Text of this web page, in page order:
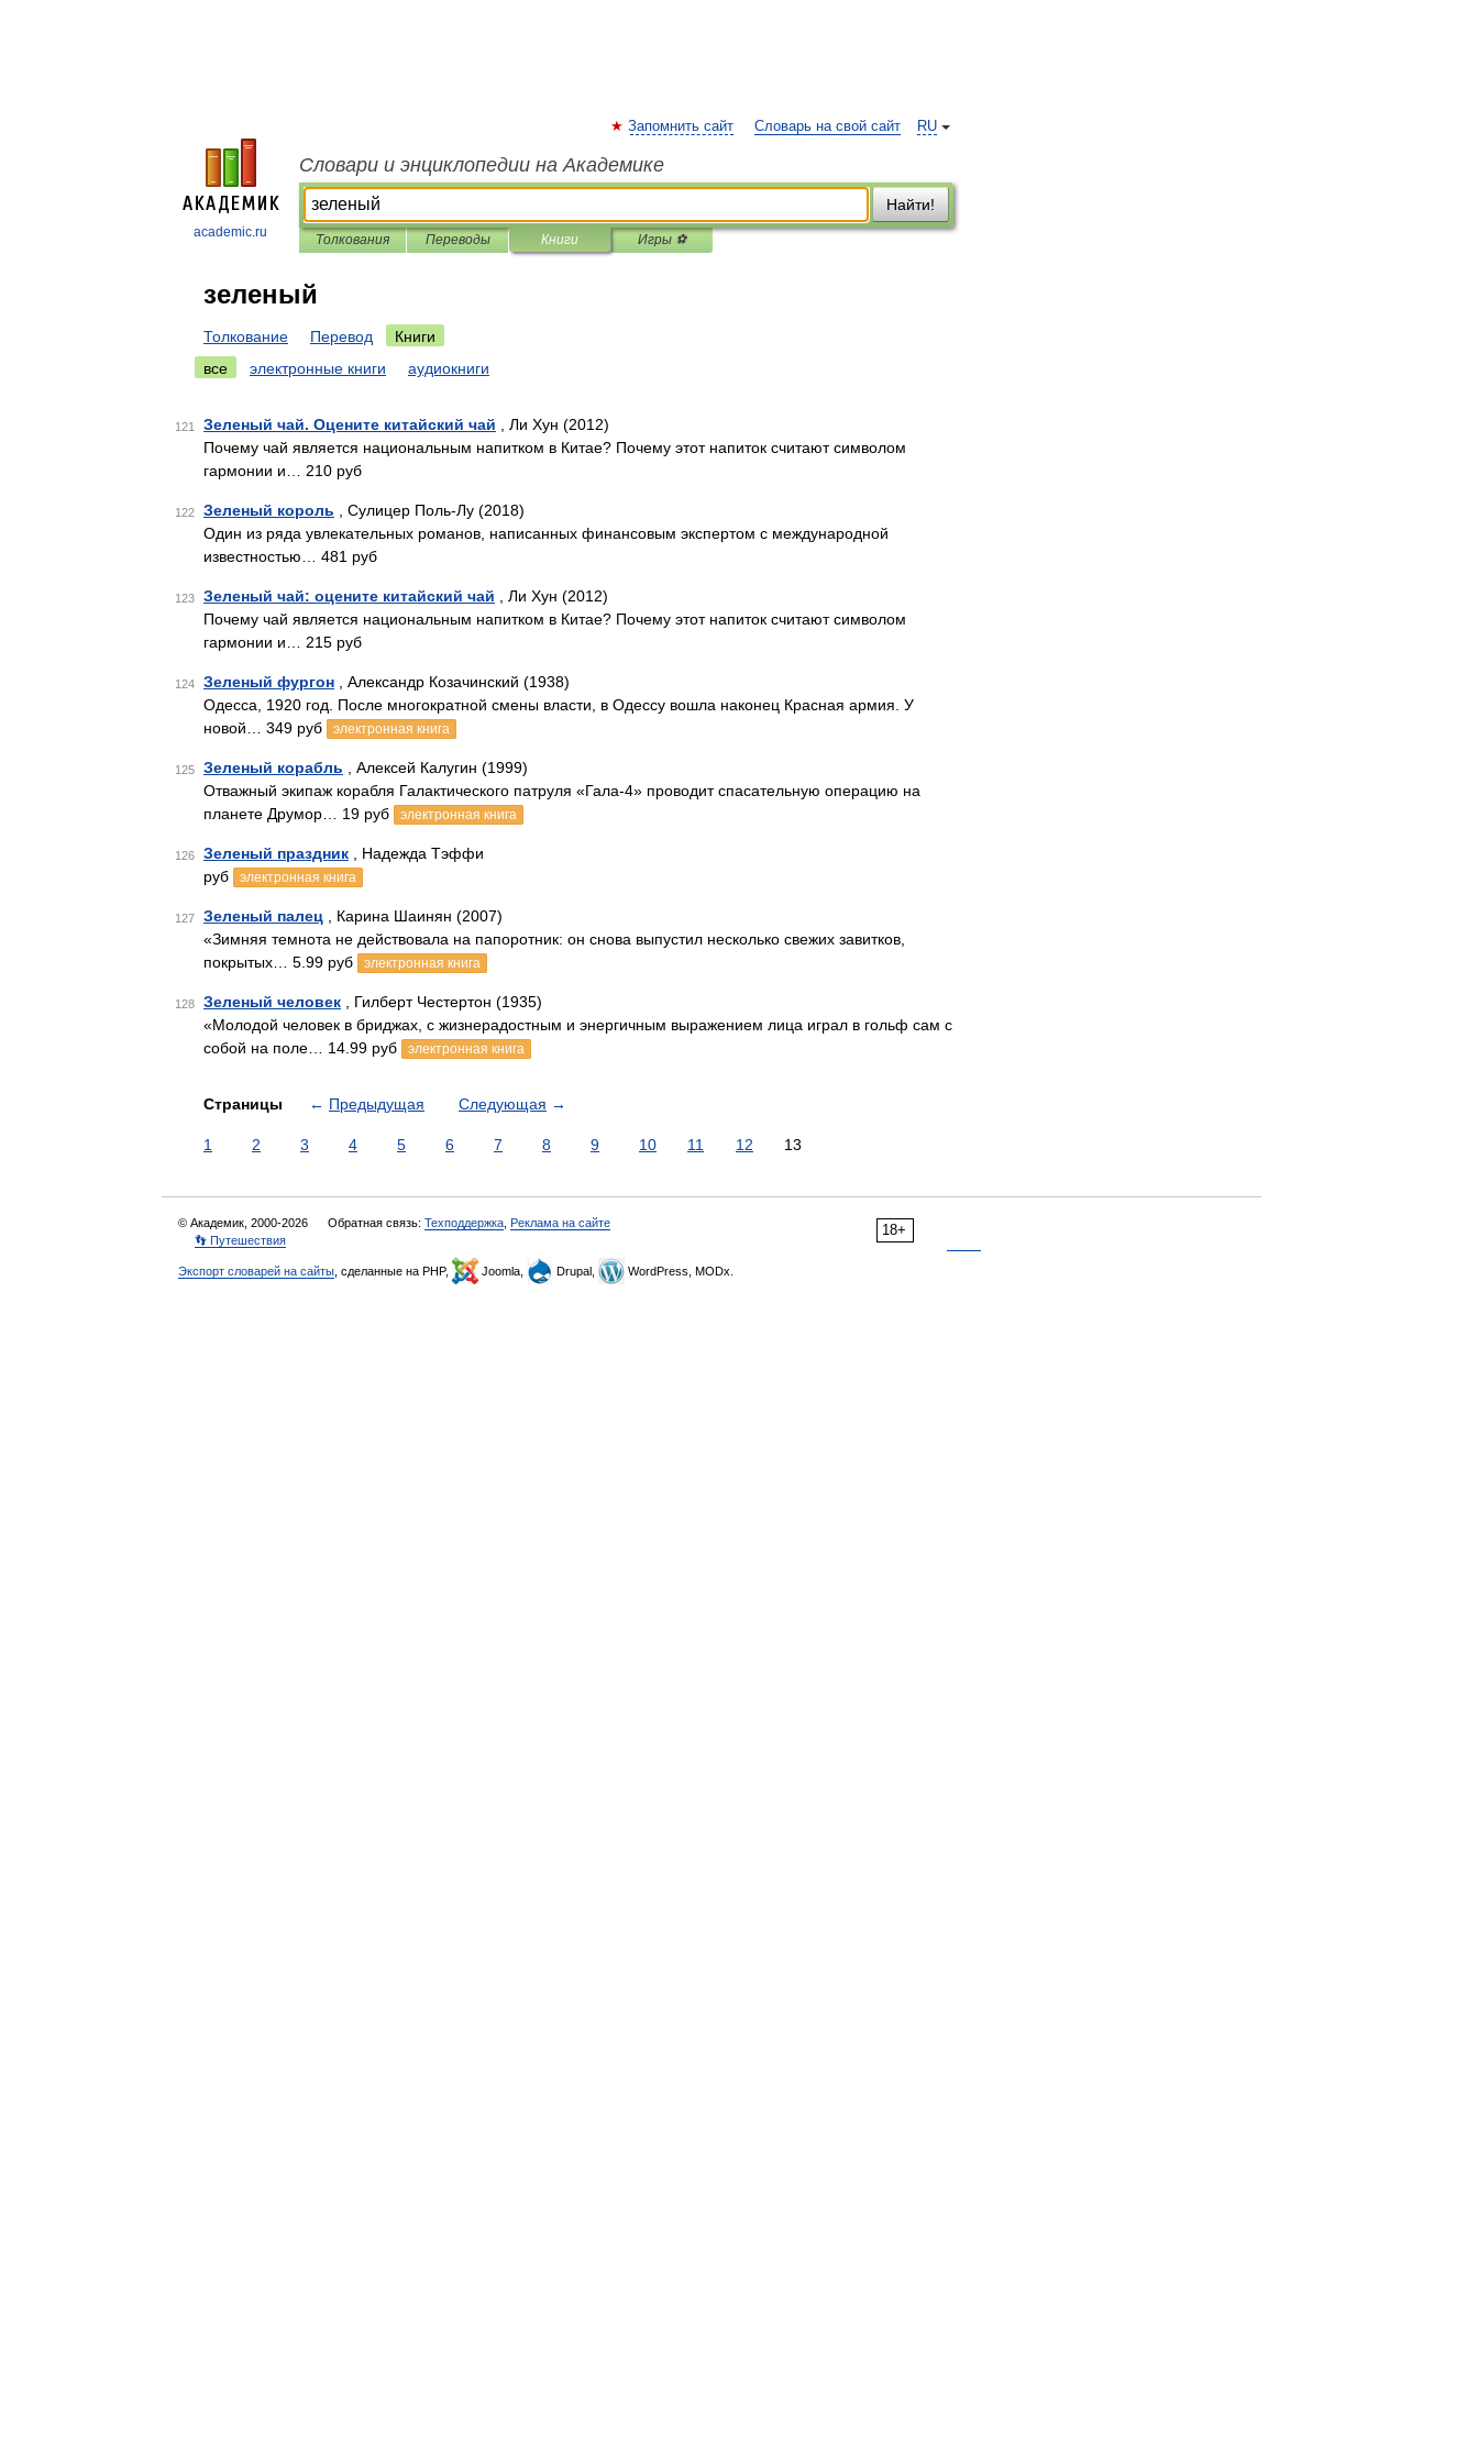
academic.ru
RU
Запомнить сайт Словарь на свой сайт
Словари и энциклопедии на Академике
Найти!
Толкования Переводы Книги Игры ⚽
зеленый
Толкование Перевод
Книги
все
электронные книги аудиокниги
121 Зеленый чай. Оцените китайский чай , Ли Хун (2012)
Почему чай является национальным напитком в Китае? Почему этот напиток считают символом
гармонии и… 210 руб
122 Зеленый король , Сулицер Поль-Лу (2018)
Один из ряда увлекательных романов, написанных финансовым экспертом с международной
известностью… 481 руб
123 Зеленый чай: оцените китайский чай , Ли Хун (2012)
Почему чай является национальным напитком в Китае? Почему этот напиток считают символом
гармонии и… 215 руб
124 Зеленый фургон , Александр Козачинский (1938)
Одесса, 1920 год. После многократной смены власти, в Одессу вошла наконец Красная армия. У
новой… 349 руб
электронная книга
125 Зеленый корабль , Алексей Калугин (1999)
Отважный экипаж корабля Галактического патруля «Гала-4» проводит спасательную операцию на
планете Друмор… 19 руб
электронная книга
126 Зеленый праздник , Надежда Тэффи
руб
электронная книга
127 Зеленый палец , Карина Шаинян (2007)
«Зимняя темнота не действовала на папоротник: он снова выпустил несколько свежих завитков,
покрытых… 5.99 руб
электронная книга
128 Зеленый человек , Гилберт Честертон (1935)
«Молодой человек в бриджах, с жизнерадостным и энергичным выражением лица играл в гольф сам с
собой на поле… 14.99 руб
электронная книга
Страницы ← Предыдущая Следующая →
1 2 3 4 5 6 7 8 9 10 11 12 13
18+
© Академик, 2000-2026 Обратная связь: Техподдержка Реклама на сайте
👣 Путешествия
Экспорт словарей на сайты , сделанные на PHP, Joomla, Drupal, WordPress, MODx.